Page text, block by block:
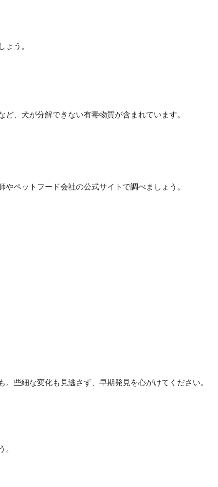
ょう。
、犬が分解できない有毒物質が含まれています。
ペットフード会社の公式サイトで調べましょう。
些細な変化も見逃さず、早期発見を心がけてください。
。